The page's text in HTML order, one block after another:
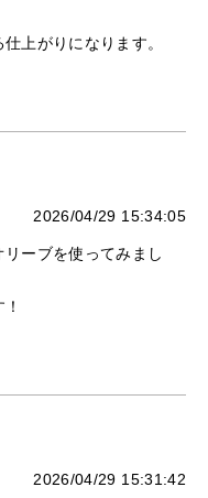
上がりになります。
2026/04/29 15:34:05
ーブを使ってみまし
2026/04/29 15:31:42